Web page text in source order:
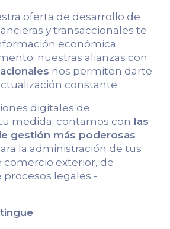
oferta de desarrollo de
y transaccionales te
económica
nuestras alianzas con
nos permiten darte
constante.
digitales de
medida; contamos con las
gestión más poderosas
la administración de tus
comercio exterior, de
legales -